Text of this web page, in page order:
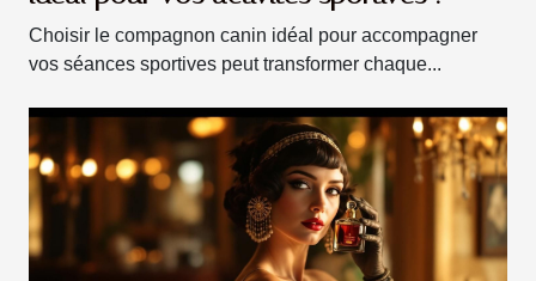
Choisir le compagnon canin idéal pour accompagner
vos séances sportives peut transformer chaque...